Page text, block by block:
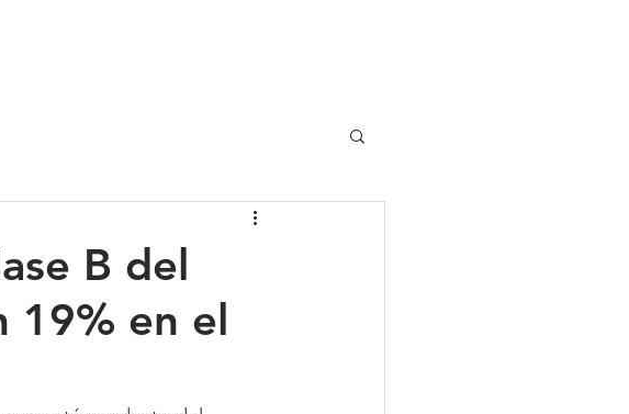
B del
19% en el